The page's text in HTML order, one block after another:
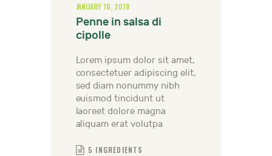
JANUARY 10, 2018
Penne in salsa di
cipolle
Lorem ipsum dolor sit amet,
consectetuer adipiscing elit,
sed diam nonummy nibh
euismod tincidunt ut
laoreet dolore magna
aliquam erat volutpa
5 INGREDIENTS